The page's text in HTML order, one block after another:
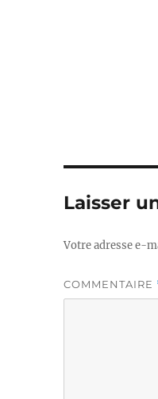
Laisser
Votre adresse e-
COMMENTAIRE